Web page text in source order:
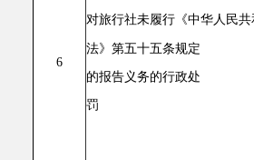
6
对旅行社未履行《中华人民
法》第五十五条规定
的报告义务的行政处
罚